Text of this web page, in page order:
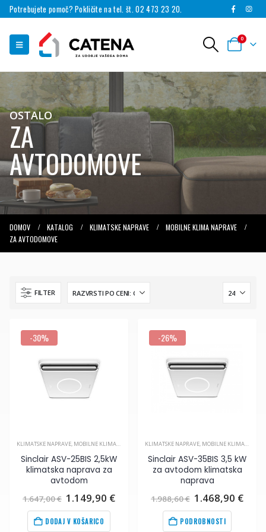
Potrebujete pomoč? Pokličite na tel. št. 02 473 23 20.
0
OSTALO
ZA
AVTODOMOVE
DOMOV KATALOG KLIMATSKE NAPRAVE
MOBILNE KLIMA NAPRAVE
ZA AVTODOMOVE
FILTER
-30%
KLIMATSKE NAPRAVE, MOBILNE KLIMA NAPRAVE ZA AVTODOMOVE
Sinclair ASV-25BIS 2,5kW
klimatska naprava za
avtodom
1.647,00€ Izvirna
je
bila:
1.149,90 €Trenutna
DODAJ V KOŠARICO
-26%
KLIMATSKE NAPRAVE, MOBILNE KLIMA NAPRAVE
Sinclair ASV-35BIS 3,5 kW
za avtodom klimatska
naprava
1.988,60€ Izvirna
je
bila:
1.468,90 €
PODROBNOSTI